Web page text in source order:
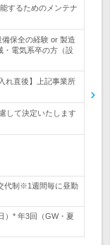
するためのメンテナ
保全の経験 or 製造
・電気系卒の方（設
れ直後】上記事業所
して決定いたします
代制※1週間毎に昼勤
）* 年3回（GW・夏